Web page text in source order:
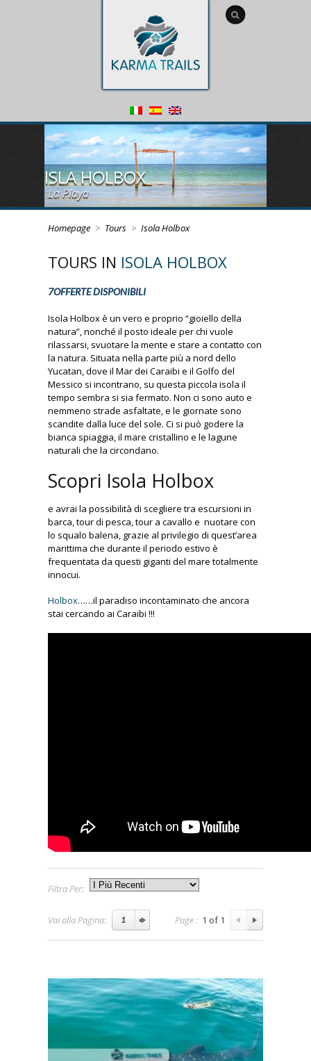
ISLA HOLBOX
La Playa
ISLA HOLBOX
ISLA HOLBOX
Sunset
ISLA HOLBOX
Pasion Island
ISLA HOLBOX
Whale Shark Tour
Punta Coco
Homepage > Tours > Isola Holbox
TOURS IN ISOLA HOLBOX
7OFFERTE DISPONIBILI
Isola Holbox è un vero e proprio “gioiello della
natura”, nonché il posto ideale per chi vuole
rilassarsi, svuotare la mente e stare a contatto con
la natura. Situata nella parte più a nord dello
Yucatan, dove il Mar dei Caraibi e il Golfo del
Messico si incontrano, su questa piccola isola il
tempo sembra si sia fermato. Non ci sono auto e
nemmeno strade asfaltate, e le giornate sono
scandite dalla luce del sole. Ci si può godere la
bianca spiaggia, il mare cristallino e le lagune
naturali che la circondano.
Scopri Isola Holbox
e avrai la possibilità di scegliere tra escursioni in
barca, tour di pesca, tour a cavallo e nuotare con
lo squalo balena, grazie al privilegio di quest’area
marittima che durante il periodo estivo è
frequentata da questi giganti del mare totalmente
innocui.
Holbox……il paradiso incontaminato che ancora
stai cercando ai Caraibi !!!
Filtra Per:
Vai alla Pagina: Page : 1 of 1